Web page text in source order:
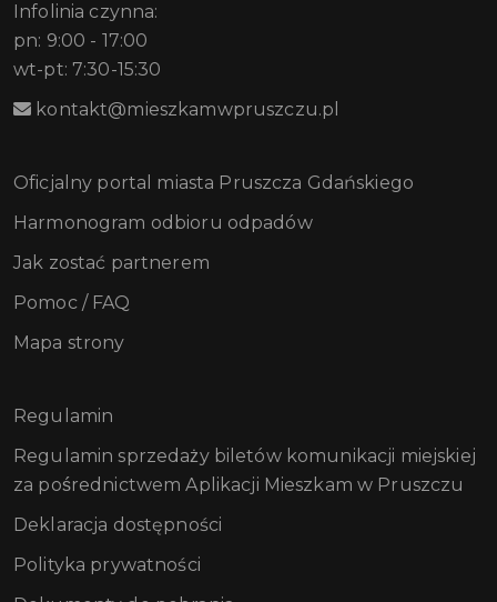
Infolinia czynna:
pn: 9:00 - 17:00
wt-pt: 7:30-15:30
kontakt@mieszkamwpruszczu.pl
Oficjalny portal miasta Pruszcza Gdańskiego
Harmonogram odbioru odpadów
Jak zostać partnerem
Pomoc / FAQ
Mapa strony
Regulamin
Regulamin sprzedaży biletów komunikacji miejskiej
za pośrednictwem Aplikacji Mieszkam w Pruszczu
Deklaracja dostępności
Polityka prywatności